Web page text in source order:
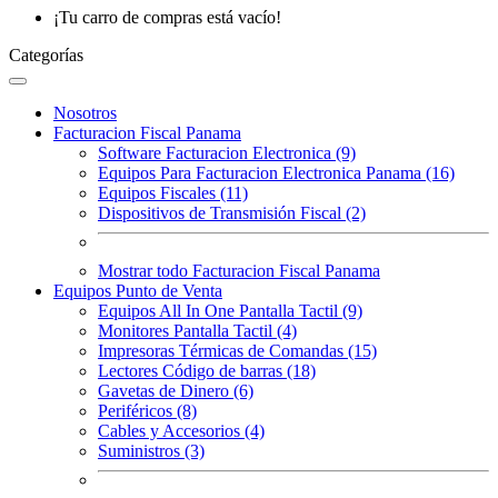
¡Tu carro de compras está vacío!
Categorías
Nosotros
Facturacion Fiscal Panama
Software Facturacion Electronica (9)
Equipos Para Facturacion Electronica Panama (16)
Equipos Fiscales (11)
Dispositivos de Transmisión Fiscal (2)
Mostrar todo Facturacion Fiscal Panama
Equipos Punto de Venta
Equipos All In One Pantalla Tactil (9)
Monitores Pantalla Tactil (4)
Impresoras Térmicas de Comandas (15)
Lectores Código de barras (18)
Gavetas de Dinero (6)
Periféricos (8)
Cables y Accesorios (4)
Suministros (3)